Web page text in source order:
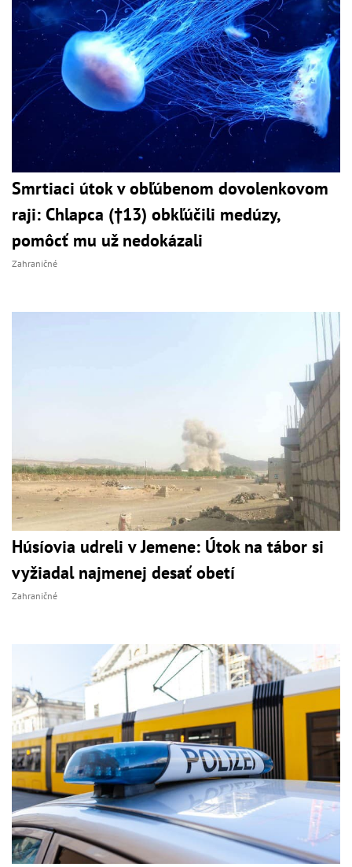
Smrtiaci útok v obľúbenom dovolenkovom
raji: Chlapca (†13) obkľúčili medúzy,
pomôcť mu už nedokázali
Zahraničné
Húsíovia udreli v Jemene: Útok na tábor si
vyžiadal najmenej desať obetí
Zahraničné